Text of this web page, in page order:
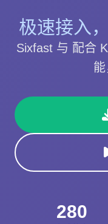
极速接入
Sixfast 与 配合
能
280